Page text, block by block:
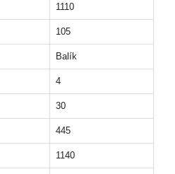
1110
105
Balík
4
30
445
1140